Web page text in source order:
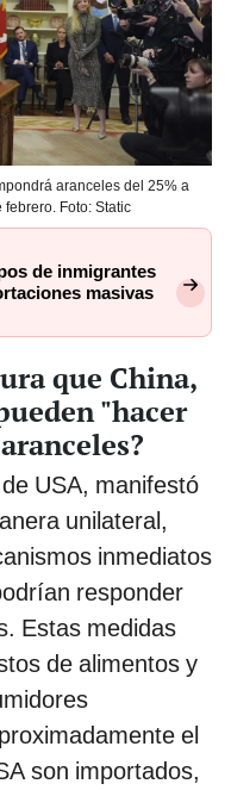
aranceles del 25% a
Foto: Static
de inmigrantes
masivas
que China,
"hacer
USA, manifestó
unilateral,
inmediatos
responder
Estas medidas
de alimentos y
el
son importados,